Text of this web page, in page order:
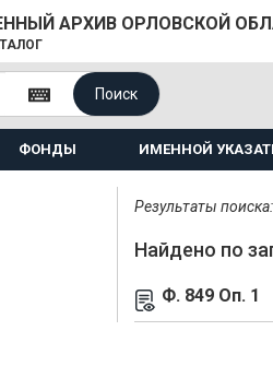
АРХИВ ОРЛОВСКОЙ
Поиск
ФОНДЫ ИМЕННОЙ
Результаты
Найдено по
Ф. 849 Оп. 1